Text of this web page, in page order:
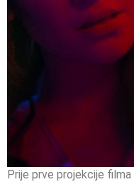
Prije prve projekcije filma